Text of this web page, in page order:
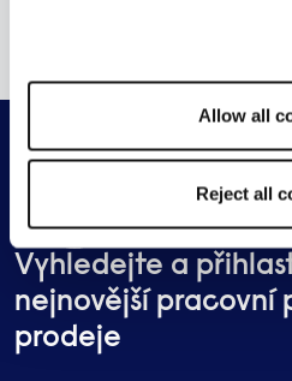
Allow all
Reject all
nadnárodní korporace i
Nejčastěji obsazuje
manažerů, manažerů
manažerů klíčových
manažerů, manažerů
commerce. Může vám
odborníků z oblasti
top management v
zahraničí. Jeho
péče a poradenské
Vyhledejte a
nejnovější pracovní
prodeje